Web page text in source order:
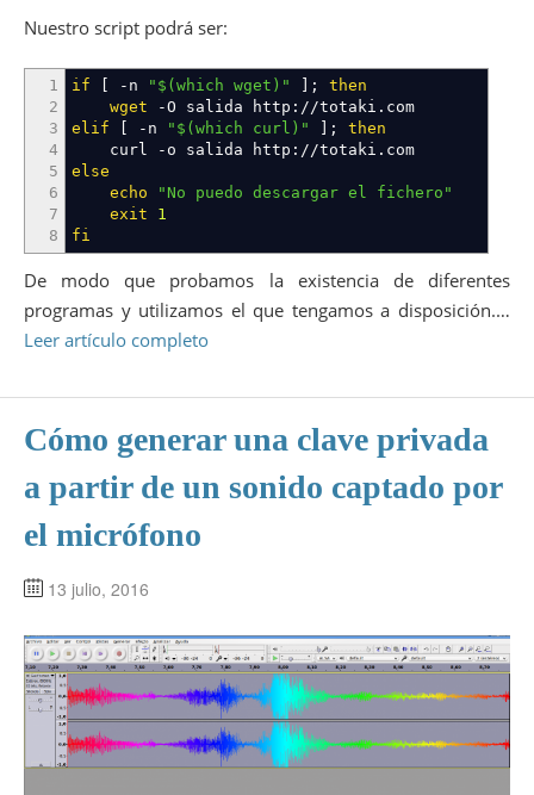
Nuestro script podrá ser:
1
2
3
4
5
6
7
8
if [ -n " $(which wget) " ] ; then
wget
-O salida http: //totaki.com
elif
[ -n " $(which curl) " ] ; then
curl
-o salida http: //totaki.com
else
echo
"No puedo descargar el fichero"
exit
1
fi
De modo que probamos la existencia de diferentes
programas y utilizamos el que tengamos a disposición.…
Leer artículo completo
Cómo generar una clave privada
a partir de un sonido captado por
el micrófono
13 julio, 2016